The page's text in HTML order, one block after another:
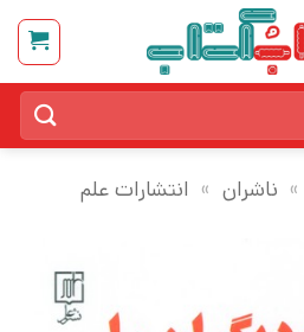
» ناشران » انتشارات علم